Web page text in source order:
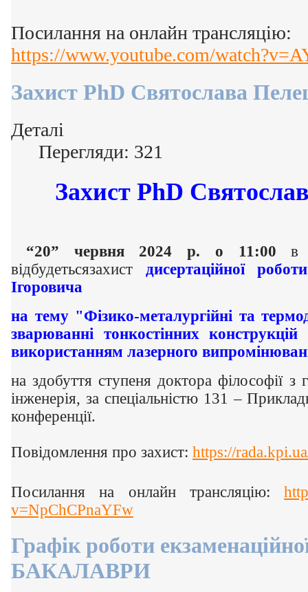
Посилання на онлайн трансляцію:
https://www.youtube.com/
Захист PhD Святослава
Деталі
Перегляди: 321
Захист PhD
“20” червня 2024 р. о 11:00 в
відбудетьсязахист дисертаційної
Ігоровича
на тему "Фізико-металургійні та
зварюванні тонкостінних
використанням лазерного
на здобуття ступеня доктора філософії з
інженерія, за спеціальністю 131 –
конференції.
Повідомлення про захист: https://
Посилання на онлайн трансляцію:
v=NpChCPnaYFw
Графік роботи
БАКАЛАВРИ